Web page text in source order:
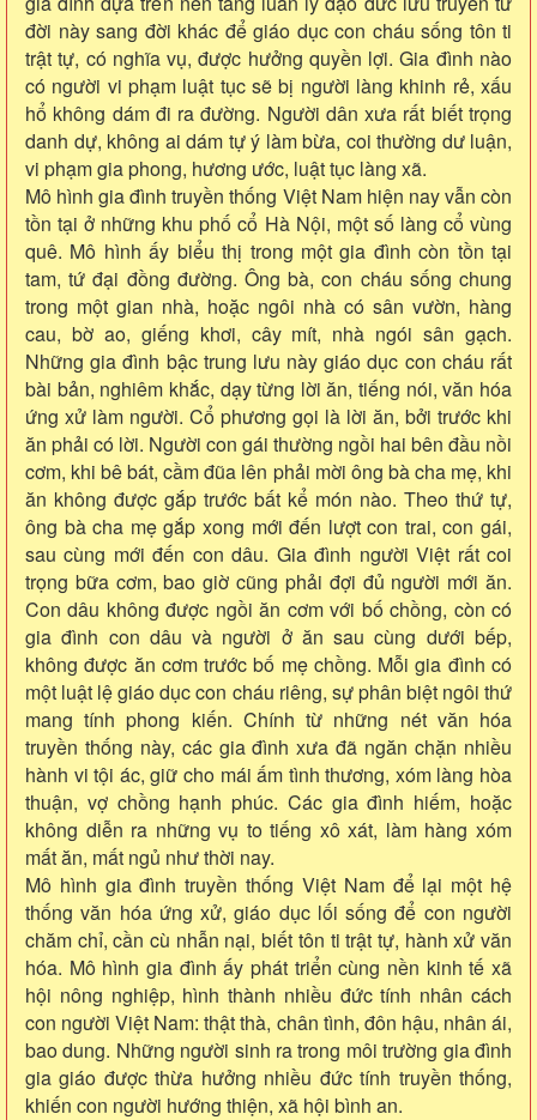
đời này sang đời khác để giáo dục con cháu sống tôn ti
trật tự, có nghĩa vụ, được hưởng quyền lợi. Gia đình nào
có người vi phạm luật tục sẽ bị người làng khinh rẻ, xấu
hổ không dám đi ra đường. Người dân xưa rất biết trọng
danh dự, không ai dám tự ý làm bừa, coi thường dư luận,
vi phạm gia phong, hương ước, luật tục làng xã.
Mô hình gia đình truyền thống Việt Nam hiện nay vẫn còn
tồn tại ở những khu phố cổ Hà Nội, một số làng cổ vùng
quê. Mô hình ấy biểu thị trong một gia đình còn tồn tại
tam, tứ đại đồng đường. Ông bà, con cháu sống chung
trong một gian nhà, hoặc ngôi nhà có sân vườn, hàng
cau, bờ ao, giếng khơi, cây mít, nhà ngói sân gạch.
Những gia đình bậc trung lưu này giáo dục con cháu rất
bài bản, nghiêm khắc, dạy từng lời ăn, tiếng nói, văn hóa
ứng xử làm người. Cổ phương gọi là lời ăn, bởi trước khi
ăn phải có lời. Người con gái thường ngồi hai bên đầu nồi
cơm, khi bê bát, cầm đũa lên phải mời ông bà cha mẹ, khi
ăn không được gắp trước bất kể món nào. Theo thứ tự,
ông bà cha mẹ gắp xong mới đến lượt con trai, con gái,
sau cùng mới đến con dâu. Gia đình người Việt rất coi
trọng bữa cơm, bao giờ cũng phải đợi đủ người mới ăn.
Con dâu không được ngồi ăn cơm với bố chồng, còn có
gia đình con dâu và người ở ăn sau cùng dưới bếp,
không được ăn cơm trước bố mẹ chồng. Mỗi gia đình có
một luật lệ giáo dục con cháu riêng, sự phân biệt ngôi thứ
mang tính phong kiến. Chính từ những nét văn hóa
truyền thống này, các gia đình xưa đã ngăn chặn nhiều
hành vi tội ác, giữ cho mái ấm tình thương, xóm làng hòa
thuận, vợ chồng hạnh phúc. Các gia đình hiếm, hoặc
không diễn ra những vụ to tiếng xô xát, làm hàng xóm
mất ăn, mất ngủ như thời nay.
Mô hình gia đình truyền thống Việt Nam để lại một hệ
thống văn hóa ứng xử, giáo dục lối sống để con người
chăm chỉ, cần cù nhẫn nại, biết tôn ti trật tự, hành xử văn
hóa. Mô hình gia đình ấy phát triển cùng nền kinh tế xã
hội nông nghiệp, hình thành nhiều đức tính nhân cách
con người Việt Nam: thật thà, chân tình, đôn hậu, nhân ái,
bao dung. Những người sinh ra trong môi trường gia đình
gia giáo được thừa hưởng nhiều đức tính truyền thống,
khiến con người hướng thiện, xã hội bình an.